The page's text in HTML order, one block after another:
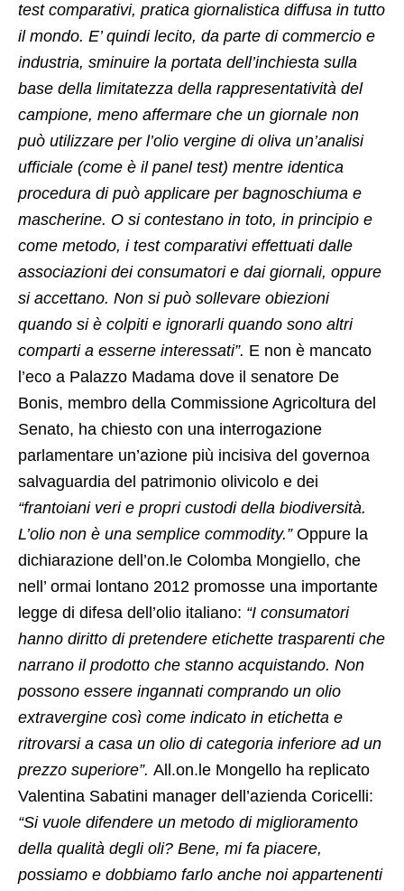
test comparativi, pratica giornalistica diffusa in tutto
il mondo. E’ quindi lecito, da parte di commercio e
industria, sminuire la portata dell’inchiesta sulla
base della limitatezza della rappresentatività del
campione, meno affermare che un giornale non
può utilizzare per l’olio vergine di oliva un’analisi
ufficiale (come è il panel test) mentre identica
procedura di può applicare per bagnoschiuma e
mascherine. O si contestano in toto, in principio e
come metodo, i test comparativi effettuati dalle
associazioni dei consumatori e dai giornali, oppure
si accettano. Non si può sollevare obiezioni
quando si è colpiti e ignorarli quando sono altri
comparti a esserne interessati”. E non è mancato
l’eco a Palazzo Madama dove il senatore De
Bonis, membro della Commissione Agricoltura del
Senato, ha chiesto con una interrogazione
parlamentare un’azione più incisiva del governoa
salvaguardia del patrimonio olivicolo e dei
“frantoiani veri e propri custodi della biodiversità.
L’olio non è una semplice commodity.”Oppure la
dichiarazione dell’on.le Colomba Mongiello, che
nell’ ormai lontano 2012 promosse una importante
legge di difesa dell’olio italiano: “I consumatori
hanno diritto di pretendere etichette trasparenti che
narrano il prodotto che stanno acquistando. Non
possono essere ingannati comprando un olio
extravergine così come indicato in etichetta e
ritrovarsi a casa un olio di categoria inferiore ad un
prezzo superiore”. All.on.le Mongello ha replicato
Valentina Sabatini manager dell’azienda Coricelli:
“Si vuole difendere un metodo di miglioramento
della qualità degli oli? Bene, mi fa piacere,
possiamo e dobbiamo farlo anche noi appartenenti